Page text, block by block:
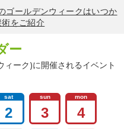
ゴールデンウィークはいつか
をご紹介
ー
ィーク)に開催されるイベント
sat
2
sun
3
mon
4